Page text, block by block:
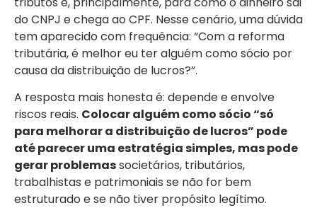
do CNPJ e chega ao CPF. Nesse cenário, uma dúvida
tem aparecido com frequência: “Com a reforma
tributária, é melhor eu ter alguém como sócio por
causa da distribuição de lucros?”.
A resposta mais honesta é: depende e envolve
riscos reais. Colocar alguém como sócio “só
para melhorar a distribuição de lucros” pode
até parecer uma estratégia simples, mas pode
gerar problemassocietários, tributários,
trabalhistas e patrimoniais se não for bem
estruturado e se não tiver propósito legítimo.